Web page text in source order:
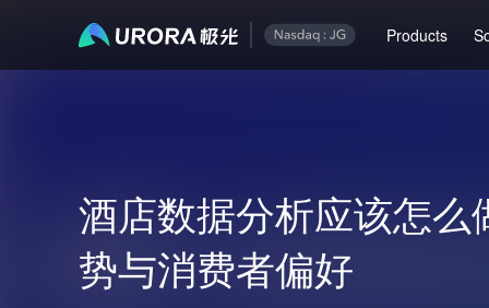
Products
酒店数据分析应该怎么
势与消费者偏好